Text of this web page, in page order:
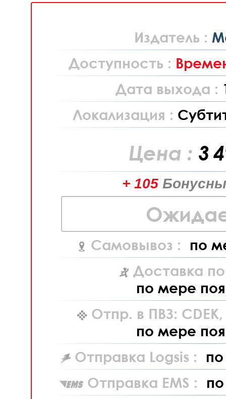
Издатель :
Доступность :
Дата выхода :
Локализация :
Цена : 3
+ 105
Самовывоз : по
Доставка
по мере
Отпр. в ПВЗ: CDEK,
по мере
Отправка Logsis :
Отправка EMS :